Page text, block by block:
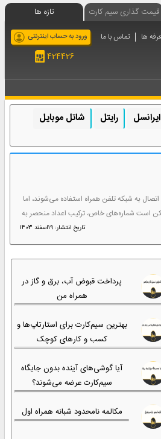
قیمت گذاری سیم کارت تازه ها
ورود به حساب اینترنتی ها تماس با ما
424426
ایرانسل رایتل
شاتل موبایل
به شبکه تلفن همراه استفاده می‌شوند، اما
است شماره‌های خاص، ترکیب اعداد منحصر به
تاریخ انتشار: 19اسفند 1403
پرداخت قبوض آب، برق و گاز در
همراه من
بهترین سیم‌کارت برای استارتاپ‌ها و
کسب و کارهای کوچک
آیا گوشی‌های آینده بدون جایگاه
سیم‌کارت عرضه می‌شوند؟
مکالمه نامحدود شبانه همراه اول